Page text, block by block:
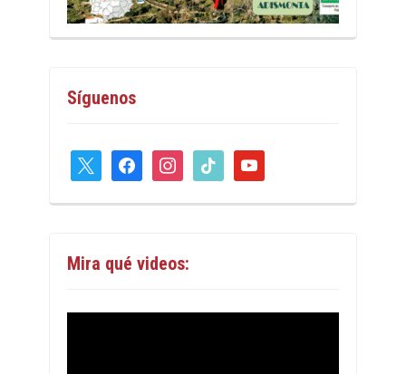
Síguenos
facebookinstagram
tiktok youtube
Mira qué videos: